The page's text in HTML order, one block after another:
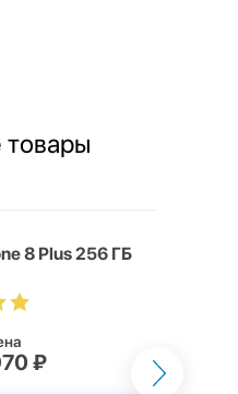
8 Plus 256 ГБ
₽